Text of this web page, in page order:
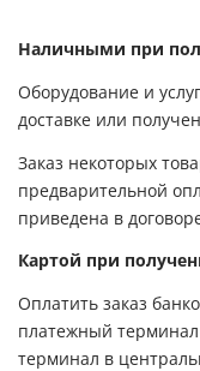
Наличными при
Оборудование и
доставке или
Заказ некоторых
предварительной
приведена в
Картой при
Оплатить заказ
платежный
терминал в